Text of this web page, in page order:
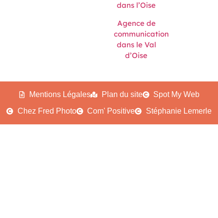
dans l’Oise
Agence de
communication
dans le Val
d’Oise
Mentions Légales Plan du site
Spot My Web
Chez Fred Photo
Com' Positive Stéphanie Lemerle